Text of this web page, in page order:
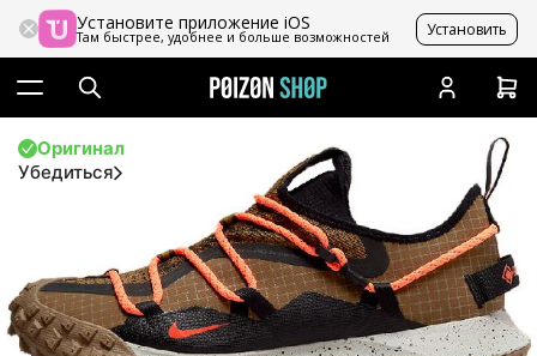
Установите приложение iOS
Там быстрее, удобнее и больше возможностей Установить
Оригинал
Убедиться